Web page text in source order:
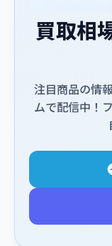
買取相
注目商品の情
ムで配信中！